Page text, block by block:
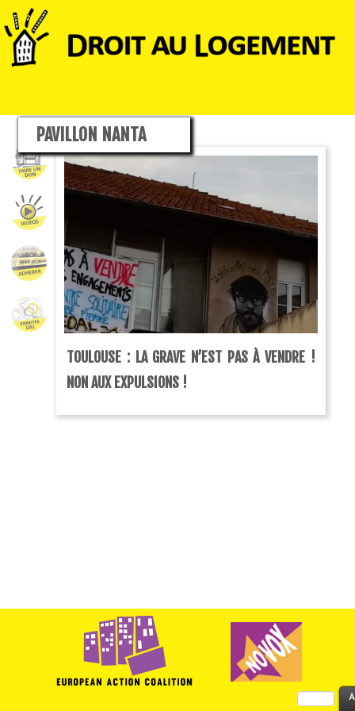
PAVILLON NANTA
TOULOUSE : LA GRAVE N’EST PAS À VENDRE !
NON AUX EXPULSIONS !
Rechercher :